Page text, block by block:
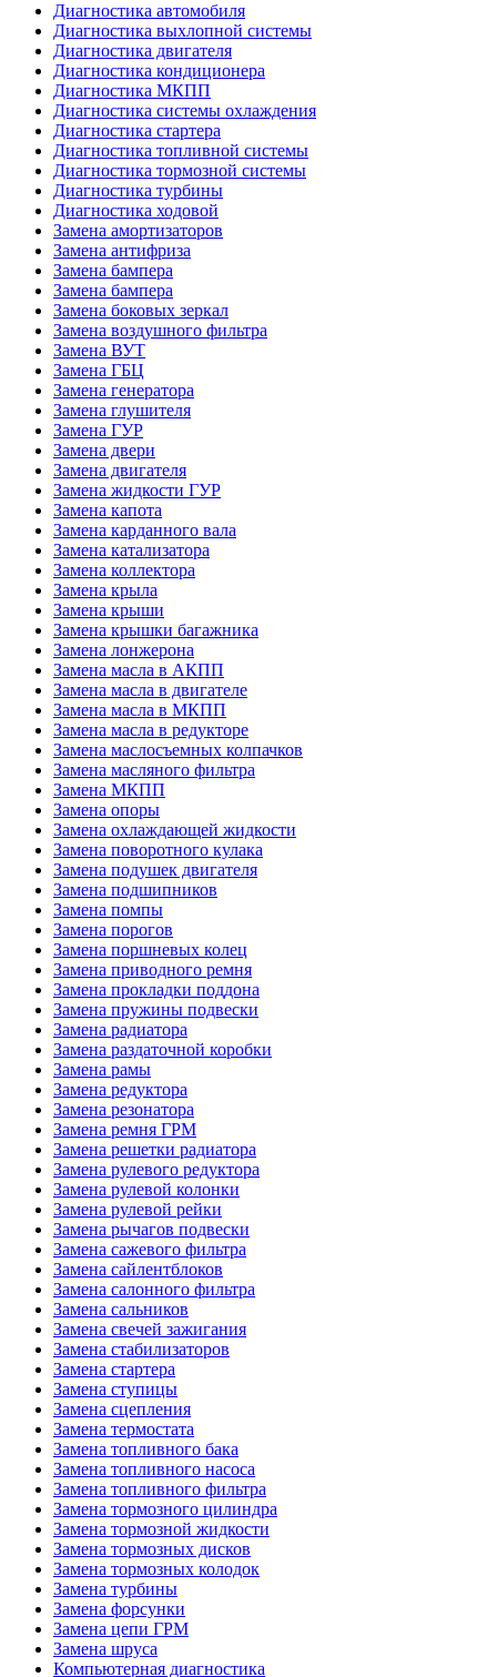
Диагностика автомобиля
Диагностика выхлопной системы
Диагностика двигателя
Диагностика кондиционера
Диагностика МКПП
Диагностика системы охлаждения
Диагностика стартера
Диагностика топливной системы
Диагностика тормозной системы
Диагностика турбины
Диагностика ходовой
Замена амортизаторов
Замена антифриза
Замена бампера
Замена бампера
Замена боковых зеркал
Замена воздушного фильтра
Замена ВУТ
Замена ГБЦ
Замена генератора
Замена глушителя
Замена ГУР
Замена двери
Замена двигателя
Замена жидкости ГУР
Замена капота
Замена карданного вала
Замена катализатора
Замена коллектора
Замена крыла
Замена крыши
Замена крышки багажника
Замена лонжерона
Замена масла в АКПП
Замена масла в двигателе
Замена масла в МКПП
Замена масла в редукторе
Замена маслосъемных колпачков
Замена масляного фильтра
Замена МКПП
Замена опоры
Замена охлаждающей жидкости
Замена поворотного кулака
Замена подушек двигателя
Замена подшипников
Замена помпы
Замена порогов
Замена поршневых колец
Замена приводного ремня
Замена прокладки поддона
Замена пружины подвески
Замена радиатора
Замена раздаточной коробки
Замена рамы
Замена редуктора
Замена резонатора
Замена ремня ГРМ
Замена решетки радиатора
Замена рулевого редуктора
Замена рулевой колонки
Замена рулевой рейки
Замена рычагов подвески
Замена сажевого фильтра
Замена сайлентблоков
Замена салонного фильтра
Замена сальников
Замена свечей зажигания
Замена стабилизаторов
Замена стартера
Замена ступицы
Замена сцепления
Замена термостата
Замена топливного бака
Замена топливного насоса
Замена топливного фильтра
Замена тормозного цилиндра
Замена тормозной жидкости
Замена тормозных дисков
Замена тормозных колодок
Замена турбины
Замена форсунки
Замена цепи ГРМ
Замена шруса
Компьютерная диагностика